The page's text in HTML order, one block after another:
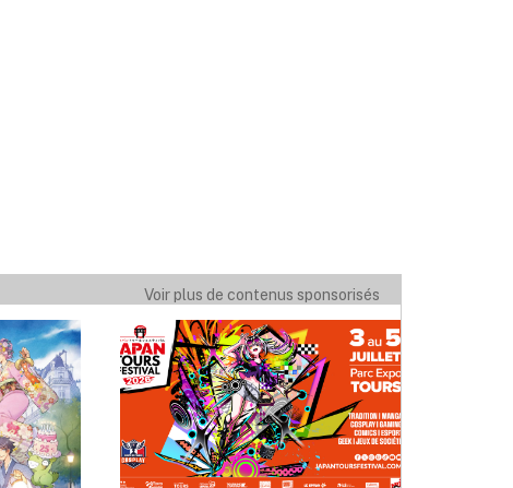
Voir plus de contenus sponsorisés